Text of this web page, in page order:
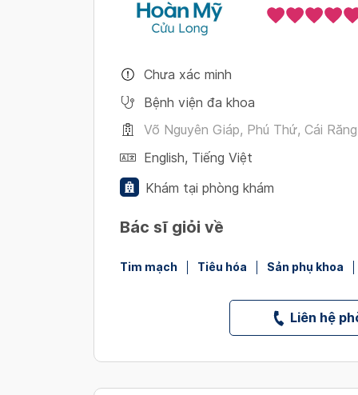
Chưa xác minh
Bệnh viện đa khoa
Võ Nguyên Giáp, Phú Thứ, Cái
English, Tiếng Việt
Khám tại phòng khám
Bác sĩ giỏi về
Tim mạch Tiêu hóa Sản phụ khoa
Liên hệ